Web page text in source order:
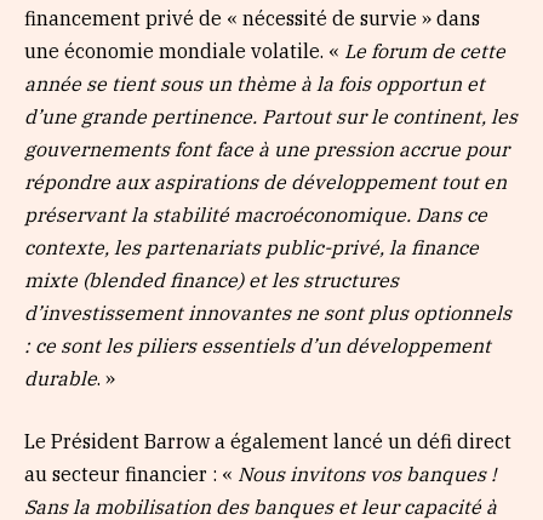
financement privé de « nécessité de survie » dans
une économie mondiale volatile. « Le forum de cette
année se tient sous un thème à la fois opportun et
d’une grande pertinence. Partout sur le continent, les
gouvernements font face à une pression accrue pour
répondre aux aspirations de développement tout en
préservant la stabilité macroéconomique. Dans ce
contexte, les partenariats public-privé, la finance
mixte (blendedfinance) et les structures
d’investissement innovantes ne sont plus optionnels
: ce sont les piliers essentiels d’un développement
durable. »
Le Président Barrow a également lancé un défi direct
au secteur financier : « Nous invitons vos banques !
Sans la mobilisation des banques et leur capacité à